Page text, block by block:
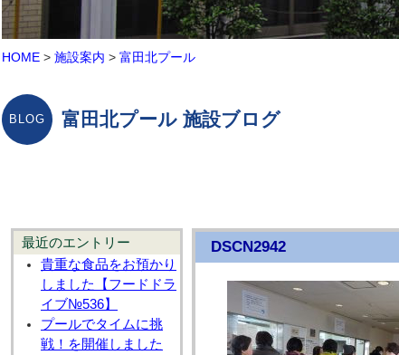
HOME > 施設案内 > 富田北プール
富田北プール 施設ブログ
最近のエントリー
貴重な食品をお預かり
しました【フードドラ
イブ№536】
プールでタイムに挑
戦！を開催しました
DSCN2942